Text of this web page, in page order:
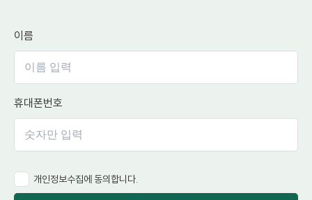
이름
휴대폰번호
개인정보수집에 동의합니다.